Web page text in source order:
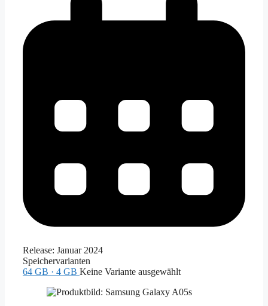
Release: Januar 2024
Speichervarianten
64 GB · 4 GB Keine Variante ausgewählt